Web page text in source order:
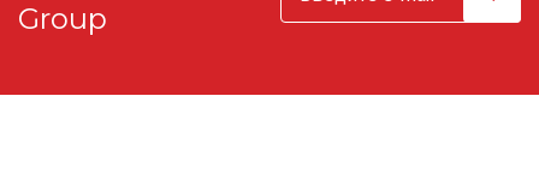
Group